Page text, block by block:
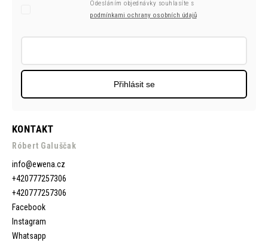
KONTAKT
Róbert Galuščak
info@ewena.cz
+420777257306
+420777257306
Facebook
Instagram
Whatsapp
Odesláním objednávky souhlasíte s
podmínkami ochrany osobních údajů
Přihlásit se